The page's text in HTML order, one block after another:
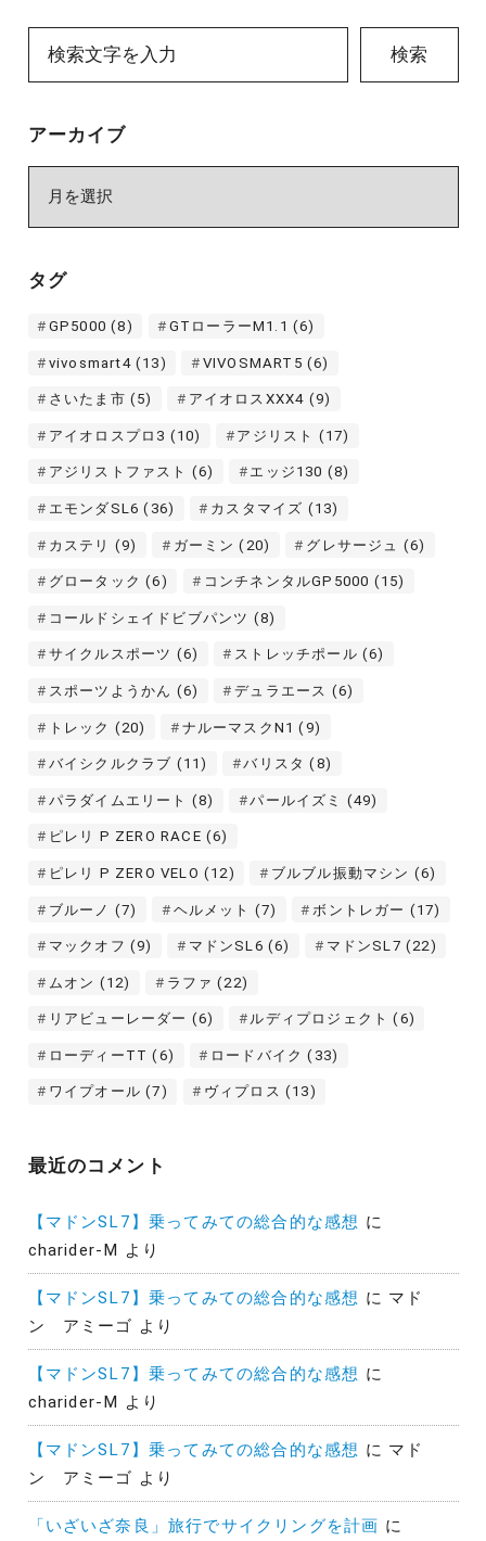
検索
アーカイブ
ブ
タグ
GP5000 (8) GTローラーM1.1 (6)
vivosmart4(13) VIVOSMART5 (6)
さいたま市 (5) アイオロスXXX4 (9)
アイオロスプロ3 (10) アジリスト (17)
アジリストファスト (6) エッジ130 (8)
エモンダSL6 (36) カスタマイズ (13)
カステリ (9) ガーミン (20) グレサージュ (6)
グロータック (6) コンチネンタルGP5000 (15)
コールドシェイドビブパンツ (8)
サイクルスポーツ (6) ストレッチポール (6)
スポーツようかん (6) デュラエース (6)
トレック (20) ナルーマスクN1 (9)
バイシクルクラブ (11) バリスタ (8)
パラダイムエリート (8) パールイズミ (49)
ピレリ P ZERO RACE (6)
ピレリ P ZERO VELO (12) ブルブル振動マシン (6)
ブルーノ (7) ヘルメット (7) ボントレガー (17)
マックオフ (9) マドンSL6 (6) マドンSL7 (22)
ムオン (12) ラファ (22)
リアビューレーダー (6) ルディプロジェクト (6)
ローディーTT (6) ロードバイク (33)
ワイプオール (7) ヴィプロス (13)
最近のコメント
【マドンSL7】乗ってみての総合的な感想 に
charider-M より
【マドンSL7】乗ってみての総合的な感想 に マド
ン アミーゴ より
【マドンSL7】乗ってみての総合的な感想 に
charider-M より
【マドンSL7】乗ってみての総合的な感想 に マド
ン アミーゴ より
「いざいざ奈良」旅行でサイクリングを計画 に